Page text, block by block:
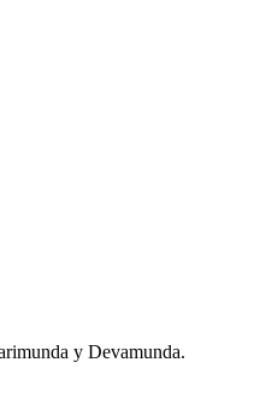
y Devamunda.